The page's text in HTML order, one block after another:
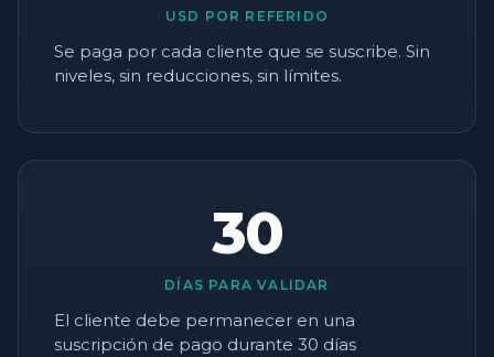
USD POR REFERIDO
Se paga por cada cliente que se suscribe. Sin
niveles, sin reducciones, sin límites.
30
DÍAS PARA VALIDAR
El cliente debe permanecer en una
suscripción de pago durante 30 días